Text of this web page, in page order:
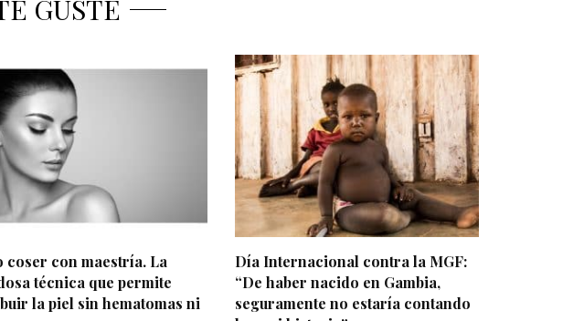
GUSTE
coser con maestría. La
técnica que permite
la piel sin hematomas ni
Día Internacional contra la MGF:
“De haber nacido en Gambia,
seguramente no estaría contando